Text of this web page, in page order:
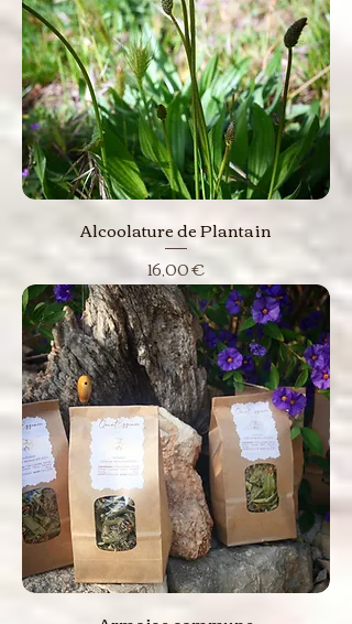
Alcoolature de Plantain
Prix
16,00 €